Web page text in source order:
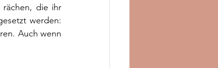
rächen, die ihr
werden:
Auch wenn